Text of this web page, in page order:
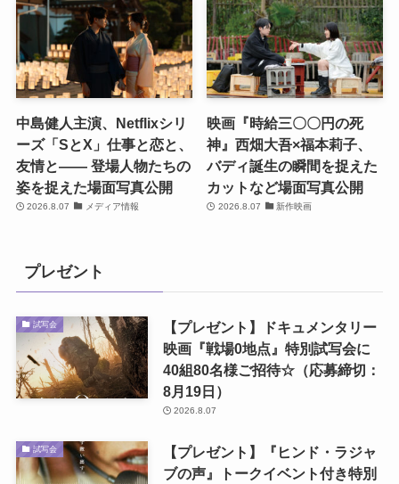
中島健人主演、Netflixシリ
ーズ「SとX」仕事と恋と、
友情と―― 登場人物たちの
姿を捉えた場面写真公開
2026.8.07 メディア情報
映画『時給三〇〇円の死
神』西畑大吾×福本莉子、
バディ誕生の瞬間を捉えた
カットなど場面写真公開
2026.8.07 新作映画
プレゼント
試写会
【プレゼント】ドキュメンタリー
映画『戦場0地点』特別試写会に
40組80名様ご招待☆（応募締切：
8月19日）
2026.8.07
試写会
【プレゼント】『ヒンド・ラジャ
ブの声』トークイベント付き特別